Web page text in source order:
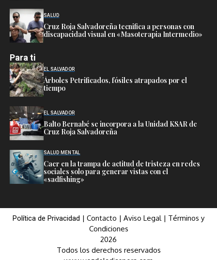
SALUD
Cruz Roja Salvadoreña tecnifica a personas con
discapacidad visual en «Masoterapia Intermedio»
Para ti
EL SALVADOR
Árboles Petrificados, fósiles atrapados por el
tiempo
EL SALVADOR
Balto Bernabé se incorpora a la Unidad KSAR de
Cruz Roja Salvadoreña
SALUD MENTAL
Caer en la trampa de actitud de tristeza en redes
sociales solo para generar vistas con el
«sadfishing»
Política de Privacidad | Contacto | Aviso Legal| Términos y
Condiciones
2026
Todos los derechos reservados